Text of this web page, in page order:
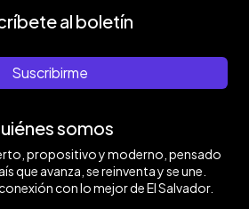
al boletín
Suscribirme
somos
propositivo y moderno, pensado
que avanza, se reinventa y se une.
con lo mejor de El Salvador.